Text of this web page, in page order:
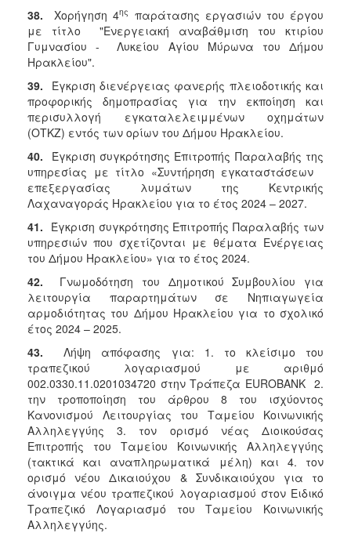
38.Χορήγηση 4ης παράτασης εργασιών του έργου
με τίτλο "Ενεργειακή αναβάθμιση του κτιρίου
Γυμνασίου - Λυκείου Αγίου Μύρωνα του Δήμου
Ηρακλείου".
39. Έγκριση διενέργειας φανερής πλειοδοτικής και
προφορικής δημοπρασίας για την εκποίηση και
περισυλλογή εγκαταλελειμμένων οχημάτων
(ΟΤΚΖ) εντός των ορίων του Δήμου Ηρακλείου.
40. Έγκριση συγκρότησης Επιτροπής Παραλαβής της
υπηρεσίας με τίτλο «Συντήρηση εγκαταστάσεων
επεξεργασίας λυμάτων της Κεντρικής
Λαχαναγοράς Ηρακλείου για το έτος 2024 – 2027.
41. Έγκριση συγκρότησης Επιτροπής Παραλαβής των
υπηρεσιών που σχετίζονται με θέματα Ενέργειας
του Δήμου Ηρακλείου» για το έτος 2024.
42. Γνωμοδότηση του Δημοτικού Συμβουλίου για
λειτουργία παραρτημάτων σε Νηπιαγωγεία
αρμοδιότητας του Δήμου Ηρακλείου για το σχολικό
έτος 2024 – 2025.
43.Λήψη απόφασης για: 1. το κλείσιμο του
τραπεζικού λογαριασμού με αριθμό
002.0330.11.0201034720 στην Τράπεζα EUROBANK 2.
την τροποποίηση του άρθρου 8 του ισχύοντος
Κανονισμού Λειτουργίας του Ταμείου Κοινωνικής
Αλληλεγγύης 3. τον ορισμό νέας Διοικούσας
Επιτροπής του Ταμείου Κοινωνικής Αλληλεγγύης
(τακτικά και αναπληρωματικά μέλη) και 4. τον
ορισμό νέου Δικαιούχου & Συνδικαιούχου για το
άνοιγμα νέου τραπεζικού λογαριασμού στον Ειδικό
Τραπεζικό Λογαριασμό του Ταμείου Κοινωνικής
Αλληλεγγύης.